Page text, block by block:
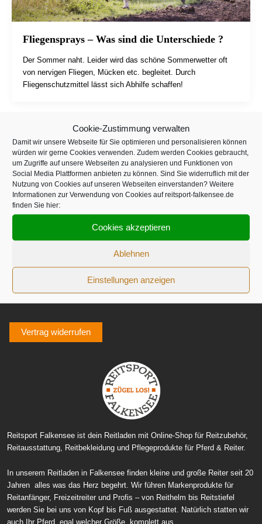
Cookie-Zustimmung verwalten
Damit wir unsere Webseite für Sie optimieren und personalisieren können
würden wir gerne Cookies verwenden. Zudem werden Cookies gebraucht,
um Zugriffe auf unsere Webseiten zu analysieren und Funktionen von
Social Media Plattformen anbieten zu können. Sind Sie widerruflich mit der
Nutzung von Cookies auf unseren Webseiten einverstanden? Weitere
Informationen zur Verwendung von Cookies auf reitsport-falkensee.de
finden Sie hier:
Cookies akzeptieren
Ablehnen
Einstellungen anzeigen
Fliegensprays – Was sind die Unterschiede ?
Der Sommer naht. Leider wird das schöne Sommerwetter oft
von nervigen Fliegen, Mücken etc. begleitet. Durch
Fliegenschutzmittel lässt sich Abhilfe schaffen!
Infos
Kontakt
Impressum
AGB
Datenschutzerklärung
Verpackungsentsorgung (PPWR)
Vertrag widerrufen
Reitsport Falkensee ist dein Reitladen mit Online-Shop für Reitzubehör,
Reitausstattung, Reitbekleidung und Pflegeprodukte für Pferd & Reiter.
In unserem Reitladen in Falkensee finden kleine und große Reiter seit 20
Jahren alles was das Herz begehrt. Wir führen Markenprodukte für
Reitanfänger, Freizeitreiter und Profis – von Reithelm bis Reitstiefel
werden Sie bei uns von Kopf bis Fuß ausgestattet. Natürlich statten wir
auch Ihr Pferd, egal welcher Größe, komplett aus.